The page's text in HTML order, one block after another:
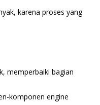
karena proses yang
memperbaiki bagian
komponen engine